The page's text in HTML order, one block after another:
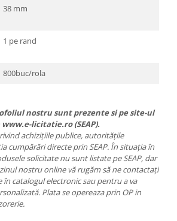
38 mm
1 pe rand
800buc/rola
nostru sunt prezente si pe site-ul
licitatie.ro (SEAP).
achizițiile publice, autoritățile
cumpărări directe prin SEAP. În situația în
solicitate nu sunt listate pe SEAP, dar
nostru online vă rugăm să ne contactați
catalogul electronic sau pentru a va
Plata se opereaza prin OP in